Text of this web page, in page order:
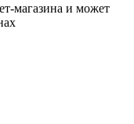
магазина и может